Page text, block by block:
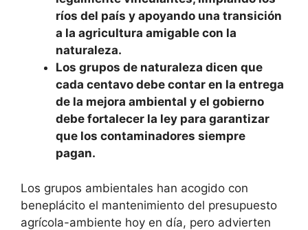
ríos del país y apoyando una transición
a la agricultura amigable con la
naturaleza.
Los grupos de naturaleza dicen que
cada centavo debe contar en la entrega
de la mejora ambiental y el gobierno
debe fortalecer la ley para garantizar
que los contaminadores siempre
pagan.
Los grupos ambientales han acogido con
beneplácito el mantenimiento del presupuesto
agrícola-ambiente hoy en día, pero advierten